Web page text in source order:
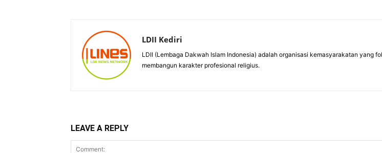
LDII Kediri
LDII (Lembaga Dakwah Islam Indonesia) adalah organisasi kemasyarakatan yang
membangun karakter profesional religius.
LEAVE A REPLY